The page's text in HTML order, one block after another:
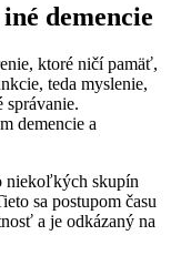
demencie
ktoré ničí pamäť,
teda myslenie,
správanie.
demencie a
niekoľkých skupín
sa postupom času
a je odkázaný na